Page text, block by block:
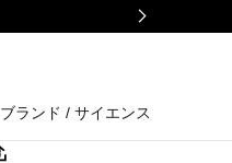
ブランド / サイエンス